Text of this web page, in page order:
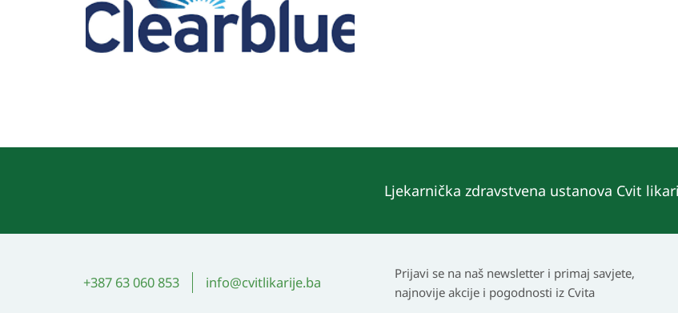
Ljekarnička zdravstvena ustanova Cvit
+387 63 060 853 info@cvitlikarije.ba
Prijavi se na naš newsletter i primaj savjete,
najnovije akcije i pogodnosti iz Cvita